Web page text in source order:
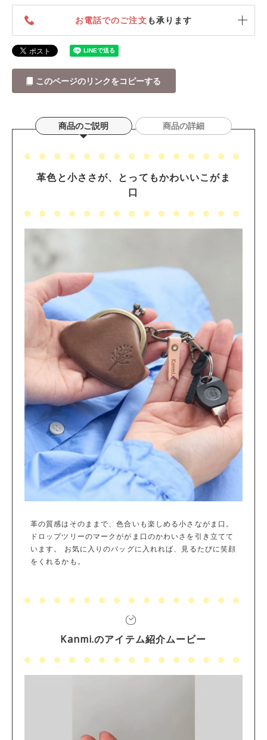
お電話でのご注文も承ります
このページのリンクをコピーする
商品のご説明 商品の詳細
革色と小ささが、とってもかわいいこがま
口
革の質感はそのままで、色合いも楽しめる小さながま口。
ドロップツリーのマークががま口のかわいさを引き立てて
います。 お気に入りのバッグに入れれば、見るたびに笑顔
をくれるかも。
Kanmi.のアイテム紹介ムービー